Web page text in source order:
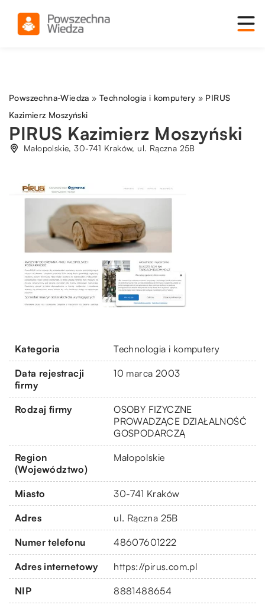
Powszechna-Wiedza »Technologia i komputery » PIRUS
Kazimierz Moszyński
PIRUS Kazimierz Moszyński
Małopolskie, 30-741 Kraków, ul. Rączna 25B
Kategoria Technologia i komputery
Data rejestracji
firmy
10 marca 2003
Rodzaj firmy
OSOBY FIZYCZNE
PROWADZĄCE DZIAŁALNOŚĆ
GOSPODARCZĄ
Region
(Województwo)
Małopolskie
Miasto 30-741 Kraków
Adres ul. Rączna 25B
Numer telefonu 48607601222
Adres internetowy https://pirus.com.pl
NIP 8881488654